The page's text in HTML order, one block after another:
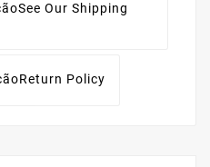
See Our Shipping
Return Policy